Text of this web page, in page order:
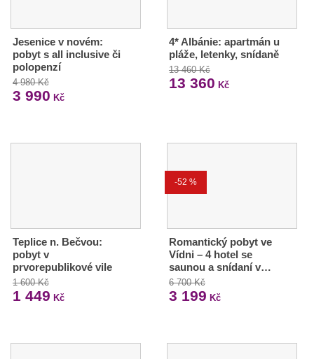
Jesenice v novém:
pobyt s all inclusive či
polopenzí
4 980 Kč
3 990 Kč
4* Albánie: apartmán u
pláže, letenky, snídaně
13 460 Kč
13 360 Kč
Teplice n. Bečvou:
pobyt v
prvorepublikové vile
1 600 Kč
1 449 Kč
-52 %
Romantický pobyt ve
Vídni – 4 hotel se
saunou a snídaní v…
6 700 Kč
3 199 Kč